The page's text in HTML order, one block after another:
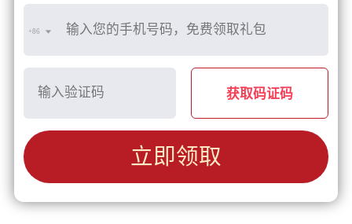
+86
获取码证码
立即领取